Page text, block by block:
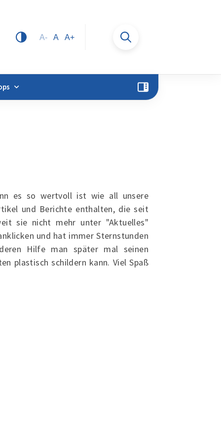
A- A A+
es so wertvoll ist wie all unsere
und Berichte enthalten, die seit
sie nicht mehr unter "Aktuelles"
und hat immer Sternstunden
Hilfe man später mal seinen
plastisch schildern kann. Viel Spaß